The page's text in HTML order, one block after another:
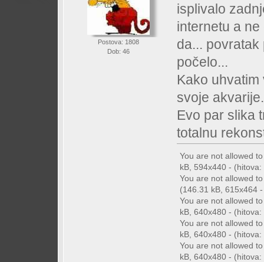
Postova: 1808
Dob: 46
isplivalo
internetu a
da...
počelo...
Kako
svoje akvarije.
Evo par slika
totalnu
You are not allowed
kB, 594x440 -
You are not allowed
(146.31 kB, 615x464
You are not allowed
kB, 640x480 -
You are not allowed
kB, 640x480 -
You are not allowed
kB, 640x480 -